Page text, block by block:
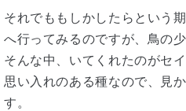
それでももしかしたらという
へ行ってみるのですが、鳥の
そんな中、いてくれたのがセ
思い入れのある種なので、見
す。